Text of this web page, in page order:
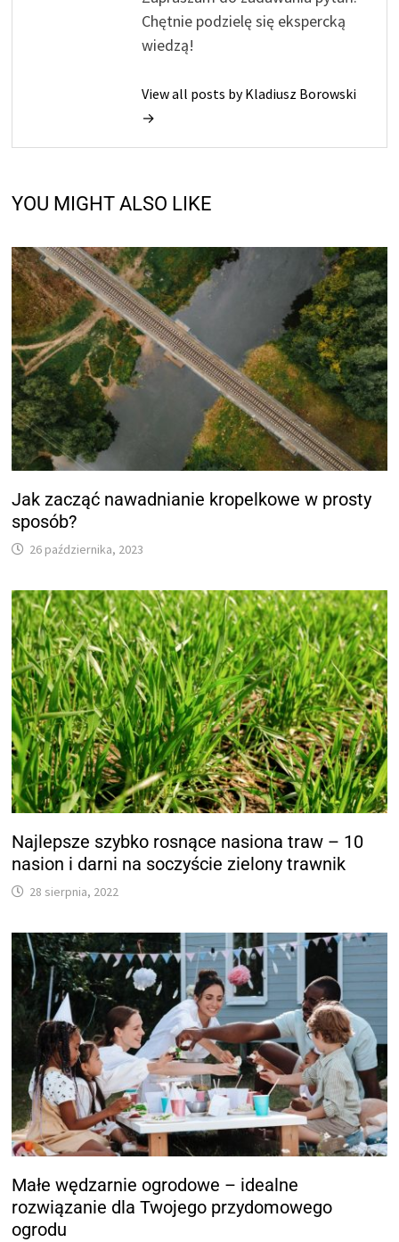
Chętnie podzielę się ekspercką
wiedzą!
View all posts by Kladiusz Borowski
→
YOU MIGHT ALSO LIKE
Jak zacząć nawadnianie kropelkowe w prosty
sposób?
26 października, 2023
Najlepsze szybko rosnące nasiona traw – 10
nasion i darni na soczyście zielony trawnik
28 sierpnia, 2022
Małe wędzarnie ogrodowe – idealne
rozwiązanie dla Twojego przydomowego
ogrodu